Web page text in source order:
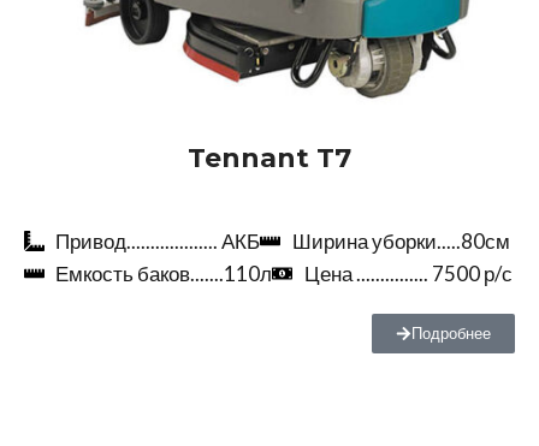
Tennant T7
Привод................... АКБ
Ширина уборки.....80см
Емкость баков.......110л
Цена ............... 7500 р/с
Подробнее